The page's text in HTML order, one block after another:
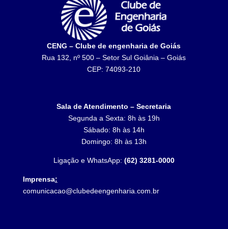
CENG – Clube de engenharia de Goiás
Rua 132, nº 500 – Setor Sul Goiânia – Goiás
CEP: 74093-210
Sala de Atendimento – Secretaria
Segunda a Sexta: 8h às 19h
Sábado: 8h às 14h
Domingo: 8h às 13h
Ligação e WhatsApp: (62) 3281-0000
Imprensa:
comunicacao@clubedeengenharia.com.br